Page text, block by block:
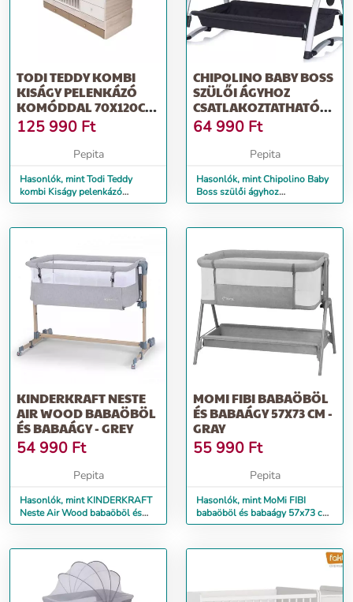
TODI TEDDY KOMBI
KISÁGY PELENKÁZÓ
KOMÓDDAL 70X120CM
- MACI - BARNA
125 990 Ft
Pepita
Hasonlók, mint Todi Teddy
kombi Kiságy pelenkázó
komóddal 70x120cm - Maci -
CHIPOLINO BABY BOSS
SZÜLŐI ÁGYHOZ
CSATLAKOZTATHATÓ
KISÁGY - ANTHRACITE
64 990 Ft
Pepita
Hasonlók, mint Chipolino Baby
Boss szülői ágyhoz
csatlakoztatható kiságy -
KINDERKRAFT NESTE
AIR WOOD BABAÖBÖL
ÉS BABAÁGY - GREY
54 990 Ft
Pepita
Hasonlók, mint KINDERKRAFT
Neste Air Wood babaöböl és
babaágy - Grey
MOMI FIBI BABAÖBÖL
ÉS BABAÁGY 57X73 CM -
GRAY
55 990 Ft
Pepita
Hasonlók, mint MoMi FIBI
babaöböl és babaágy 57x73 cm
- Gray